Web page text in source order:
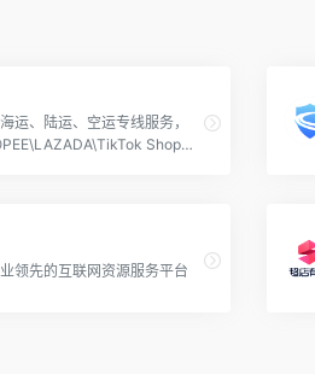
运、陆运、空运专线服务，
Shop等
领先的互联网资源服务平台